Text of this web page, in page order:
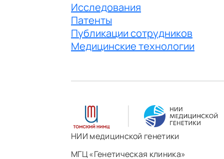
Исследования
Патенты
Публикации сотрудников
Медицинские технологии
НИИ медицинской генетики
МГЦ «Генетическая клиника»